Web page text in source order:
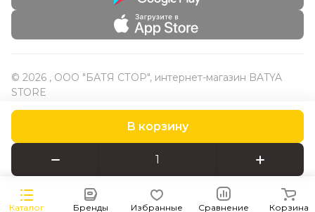
В корзину
Каталог Бренды Избранные Сравнение Корзина
© 2026 , ООО "БАТЯ СТОР", интернет-магазин BATYA
STORE
Конфиденциальность Оферта